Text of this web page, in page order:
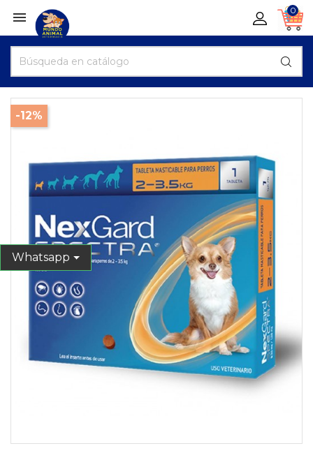
 0
-12%
Whatsapp